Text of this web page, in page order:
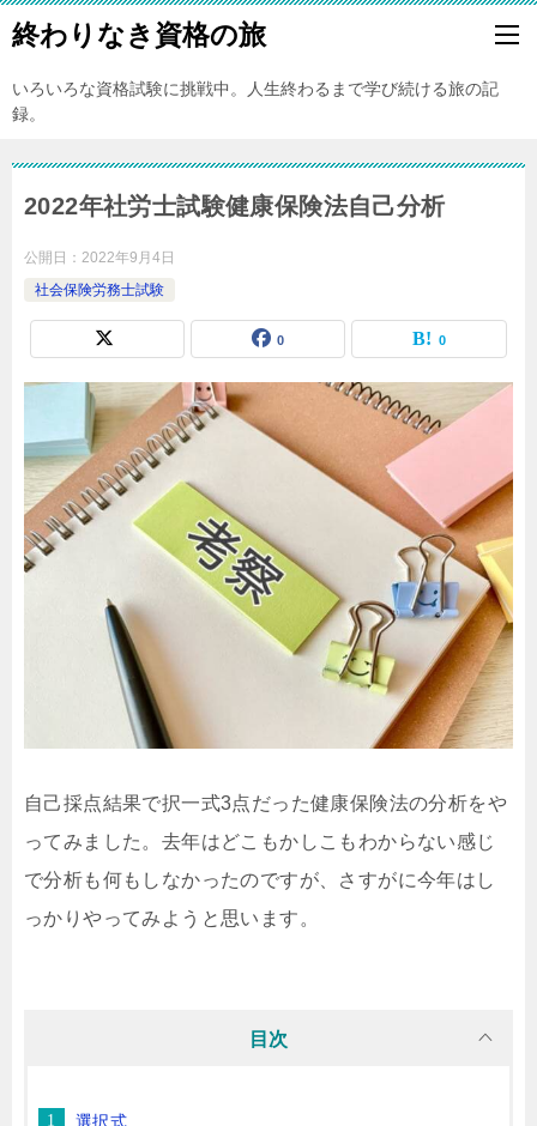
終わりなき資格の旅
いろいろな資格試験に挑戦中。人生終わるまで学び続ける旅の記
録。
2022年社労士試験健康保険法自己分析
公開日： 2022年9月4日
社会保険労務士試験
0 0
自己採点結果で択一式3点だった健康保険法の分析をや
ってみました。去年はどこもかしこもわからない感じ
で分析も何もしなかったのですが、さすがに今年はし
っかりやってみようと思います。
目次
選択式